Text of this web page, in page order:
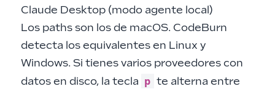
Claude Desktop (modo agente local)
Los paths son los de macOS. CodeBurn
detecta los equivalentes en Linux y
Windows. Si tienes varios proveedores con
datos en disco, la tecla p te alterna entre